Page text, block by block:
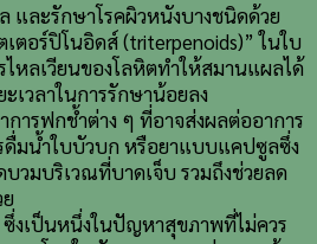
และรักษาโรคผิวหนังบางชนิดด้วย
เตอร์ปิโนอิดส์ (triterpenoids)” ในใบ
ไหลเวียนของโลหิตทำให้สมานแผลได้
เวลาในการรักษาน้อยลง
การฟกช้ำต่าง ๆ ที่อาจส่งผลต่ออาการ
ดื่มน้ำใบบัวบก หรือยาแบบแคปซูลซึ่ง
บวมบริเวณที่บาดเจ็บ รวมถึงช่วยลด
งเป็นหนึ่งในปัญหาสุขภาพที่ไม่ควร